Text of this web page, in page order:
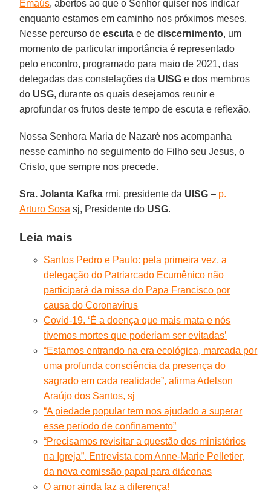
Emaús, abertos ao que o Senhor quiser nos indicar
enquanto estamos em caminho nos próximos meses.
Nesse percurso deescuta e dediscernimento, um
momento de particular importância é representado
pelo encontro, programado para maio de 2021, das
delegadas das constelações da UISG e dos membros
do USG, durante os quais desejamos reunir e
aprofundar os frutos deste tempo de escuta e reflexão.
Nossa Senhora Maria de Nazaré nos acompanha
nesse caminho no seguimento do Filho seu Jesus, o
Cristo, que sempre nos precede.
Sra. Jolanta Kafka rmi, presidente da UISG – p.
Arturo Sosa sj, Presidente do USG.
Leia mais
Santos Pedro e Paulo: pela primeira vez, a
delegação do Patriarcado Ecumênico não
participará da missa do Papa Francisco por
causa do Coronavírus
Covid-19. ‘É a doença que mais mata e nós
tivemos mortes que poderiam ser evitadas’
“Estamos entrando na era ecológica, marcada por
uma profunda consciência da presença do
sagrado em cada realidade”, afirma Adelson
Araújo dos Santos, sj
“A piedade popular tem nos ajudado a superar
esse período de confinamento”
“Precisamos revisitar a questão dos ministérios
na Igreja”. Entrevista com Anne-Marie Pelletier,
da nova comissão papal para diáconas
O amor ainda faz a diferença!